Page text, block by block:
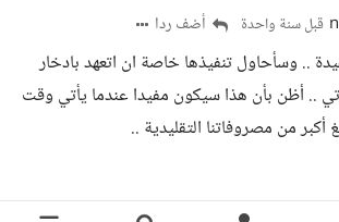
قبل سنة واحدة أضف ردا
.. وسأحاول تنفيذها خاصة ان اتعهد بادخار
.. أظن بأن هذا سيكون مفيدا عندما يأتي وقت
أكبر من مصروفاتنا التقليدية ..